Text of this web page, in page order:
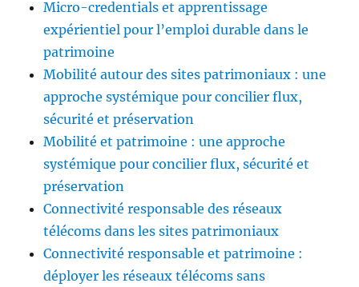
Micro-credentials et apprentissage
expérientiel pour l’emploi durable dans le
patrimoine
Mobilité autour des sites patrimoniaux : une
approche systémique pour concilier flux,
sécurité et préservation
Mobilité et patrimoine : une approche
systémique pour concilier flux, sécurité et
préservation
Connectivité responsable des réseaux
télécoms dans les sites patrimoniaux
Connectivité responsable et patrimoine :
déployer les réseaux télécoms sans